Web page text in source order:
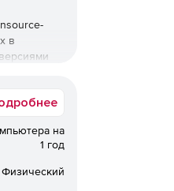
в
на
1 год
Физический